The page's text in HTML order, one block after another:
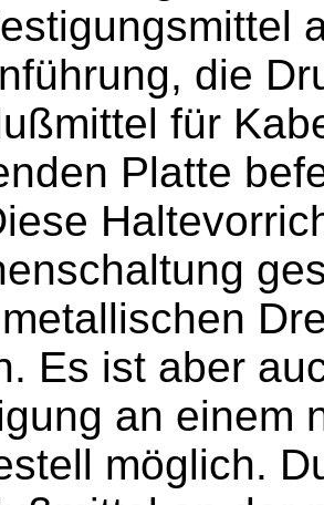
die
für
Platte
Es ist aber
an einem
möglich.